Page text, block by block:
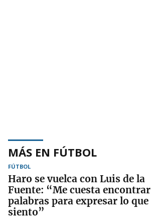
MÁS EN FÚTBOL
FÚTBOL
Haro se vuelca con Luis de la
Fuente: “Me cuesta encontrar
palabras para expresar lo que
siento”